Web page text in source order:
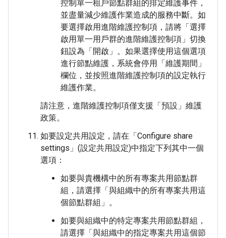
控制單一租戶節點群組的排定維護事件，
並盡量減少維護作業造成的服務中斷。如
要選擇啟用進階維護控制項，請將「選擇
啟用單一用戶群的進階維護控制項」 切換
鈕設為「開啟」 。如果選擇使用這個選項
進行節點維護，系統會停用「維護期間」
欄位，並按照進階維護控制項的設定執行
維護作業。
請注意，進階維護控制項僅支援「預設」 維護
政策。
如要設定共用設定，請在「Configure share
settings」(設定共用設定)中指定下列其中一個
選項：
如要與貴機構中的所有專案共用節點群
組，請選擇「與組織中的所有專案共用這
個節點群組」 。
如要與組織中的特定專案共用節點群組，
請選擇「與組織中的指定專案共用這個節